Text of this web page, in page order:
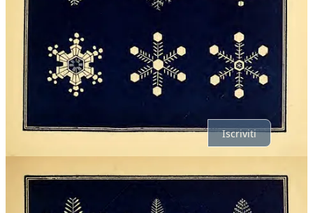
Il meglio di
Nessun post
Assolutamente, procediamo.
Iscriviti
Scarica l'app
Substack è la casa della grande cultura